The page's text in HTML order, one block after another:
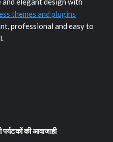
themes and plugins
professional and easy to
की आवाजाही